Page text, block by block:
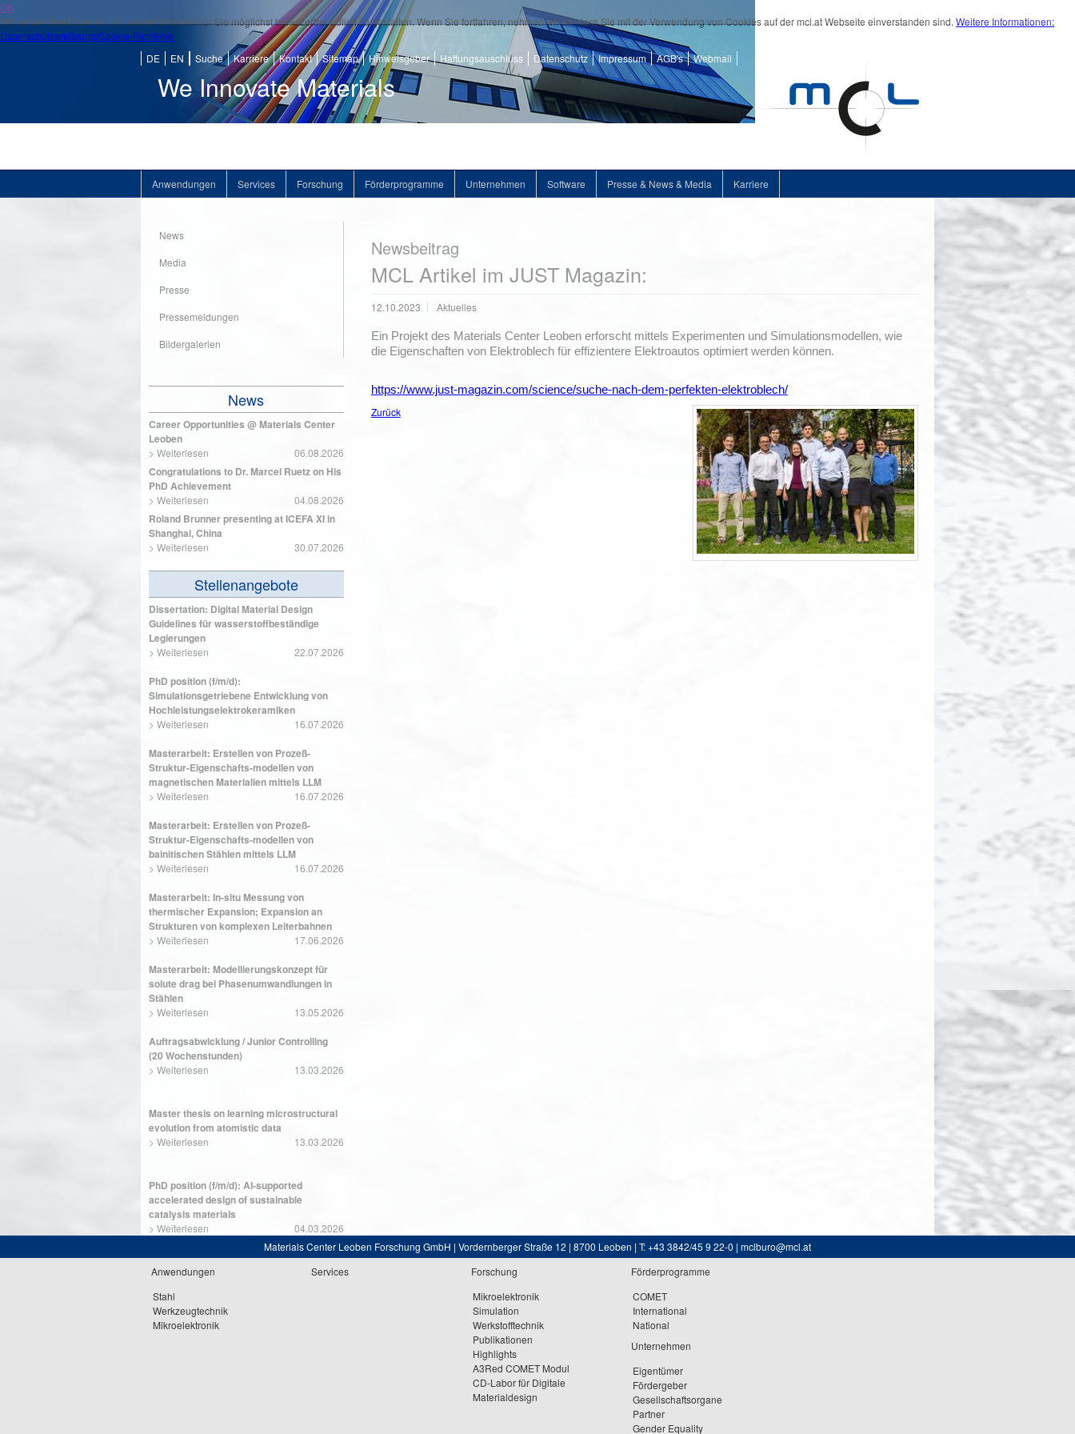
OK
Wir verwenden Cookies, um unsere Webseite für Sie möglichst benutzerfreundlich zu gestalten. Wenn Sie fortfahren, nehmen wir an, dass Sie mit der Verwendung von Cookies auf der mcl.at Webseite einverstanden sind. Weitere Informationen:
Datenschutzerklärung/Cookie-Richtlinie
We Innovate Materials
DE EN Suche Karriere Kontakt Sitemap Hinweisgeber Haftungsauschluss Datenschutz Impressum AGB's Webmail
Anwendungen Services Forschung Förderprogramme Unternehmen Software Presse & News & Media Karriere
Newsbeitrag
MCL Artikel im JUST Magazin:
12.10.2023 Aktuelles
Ein Projekt des Materials Center Leoben erforscht mittels Experimenten und Simulationsmodellen, wie
die Eigenschaften von Elektroblech für effizientere Elektroautos optimiert werden können.
https://www.just-magazin.com/science/suche-nach-dem-perfekten-elektroblech/
Zurück
News
Media
Presse
Pressemeldungen
Bildergalerien
News
Career Opportunities @ Materials Center
Leoben
> Weiterlesen 06.08.2026
Congratulations to Dr. Marcel Ruetz on His
PhD Achievement
> Weiterlesen 04.08.2026
Roland Brunner presenting at ICEFA XI in
Shanghai, China
> Weiterlesen 30.07.2026
Stellenangebote
Dissertation: Digital Material Design
Guidelines für wasserstoffbeständige
Legierungen
> Weiterlesen 22.07.2026
PhD position (f/m/d):
Simulationsgetriebene Entwicklung von
Hochleistungselektrokeramiken
> Weiterlesen 16.07.2026
Masterarbeit: Erstellen von Prozeß-
Struktur-Eigenschafts-modellen von
magnetischen Materialien mittels LLM
> Weiterlesen 16.07.2026
Masterarbeit: Erstellen von Prozeß-
Struktur-Eigenschafts-modellen von
bainitischen Stählen mittels LLM
> Weiterlesen 16.07.2026
Masterarbeit: In-situ Messung von
thermischer Expansion; Expansion an
Strukturen von komplexen Leiterbahnen
> Weiterlesen 17.06.2026
Masterarbeit: Modellierungskonzept für
solute drag bei Phasenumwandlungen in
Stählen
> Weiterlesen 13.05.2026
Auftragsabwicklung / Junior Controlling
(20 Wochenstunden)
> Weiterlesen 13.03.2026
Master thesis on learning microstructural
evolution from atomistic data
> Weiterlesen 13.03.2026
PhD position (f/m/d): AI-supported
accelerated design of sustainable
catalysis materials
> Weiterlesen
04.03.2026
Materials Center Leoben Forschung GmbH | Vordernberger Straße 12 | 8700 Leoben | T: +43 3842/45 9 22-0 | mclburo@mcl.at
Anwendungen
Stahl
Werkzeugtechnik
Mikroelektronik
Services
Forschung
Mikroelektronik
Simulation
Werkstofftechnik
Publikationen
Highlights
A3Red COMET Modul
CD-Labor für Digitale
Materialdesign
Förderprogramme
COMET
International
National
Unternehmen
Eigentümer
Fördergeber
Gesellschaftsorgane
Partner
Gender Equality